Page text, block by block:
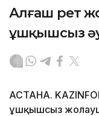
Алғаш рет
ұшқышсыз
АСТАНА.
ұшқышсыз